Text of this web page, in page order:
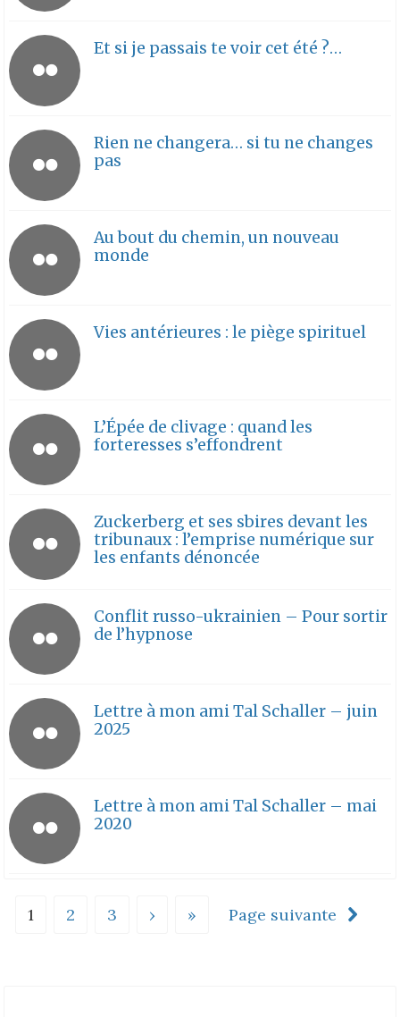
Et si je passais te voir cet été ?…
Rien ne changera… si tu ne changes
pas
Au bout du chemin, un nouveau
monde
Vies antérieures : le piège spirituel
L’Épée de clivage : quand les
forteresses s’effondrent
Zuckerberg et ses sbires devant les
tribunaux : l’emprise numérique sur
les enfants dénoncée
Conflit russo-ukrainien – Pour sortir
de l’hypnose
Lettre à mon ami Tal Schaller – juin
2025
Lettre à mon ami Tal Schaller – mai
2020
1 2 3 › » Page suivante